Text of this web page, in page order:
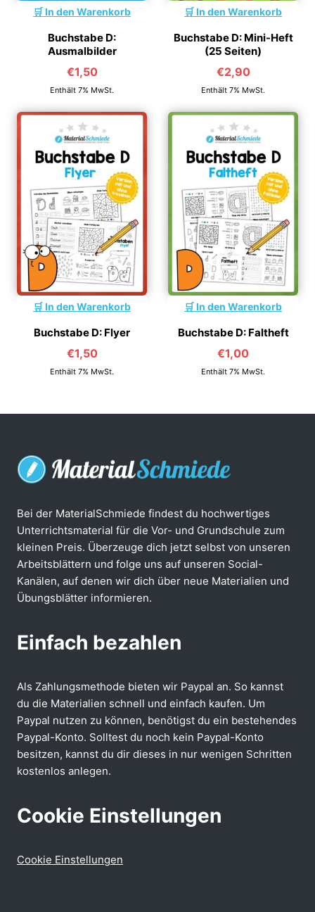
In den Warenkorb
Buchstabe D:
Ausmalbilder
€1,50
Enthält 7% MwSt.
In den Warenkorb
Buchstabe D: Mini-Heft
(25 Seiten)
€2,90
Enthält 7% MwSt.
In den Warenkorb
Buchstabe D: Flyer
€1,50
Enthält 7% MwSt.
In den Warenkorb
Buchstabe D: Faltheft
€1,00
Enthält 7% MwSt.
Bei der MaterialSchmiede findest du hochwertiges
Unterrichtsmaterial für die Vor- und Grundschule zum
kleinen Preis. Überzeuge dich jetzt selbst von unseren
Arbeitsblättern und folge uns auf unseren Social-
Kanälen, auf denen wir dich über neue Materialien und
Übungsblätter informieren.
Einfach bezahlen
Als Zahlungsmethode bieten wir Paypal an. So kannst
du die Materialien schnell und einfach kaufen. Um
Paypal nutzen zu können, benötigst du ein bestehendes
Paypal-Konto. Solltest du noch kein Paypal-Konto
besitzen, kannst du dir dieses in nur wenigen Schritten
kostenlos anlegen.
Cookie Einstellungen
Cookie Einstellungen